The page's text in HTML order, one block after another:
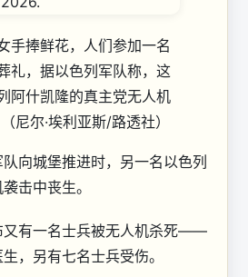
手捧鲜花，人们参加一名
礼，据以色列军队称，这
阿什凯隆的真主党无人机
（尼尔·埃利亚斯/路透社）
向城堡推进时，另一名以色列
击中丧生。
又有一名士兵被无人机杀死——
，另有七名士兵受伤。